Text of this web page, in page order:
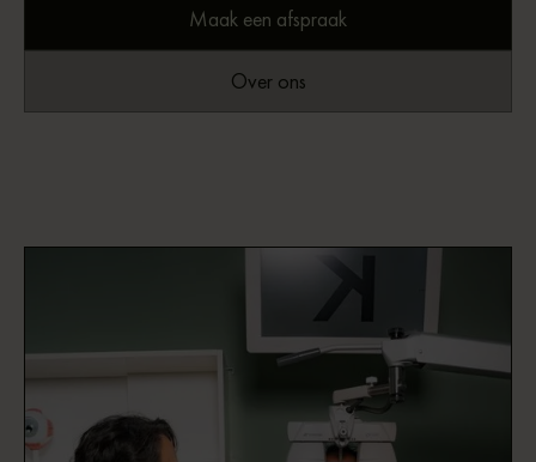
Maak een afspraak
Over ons